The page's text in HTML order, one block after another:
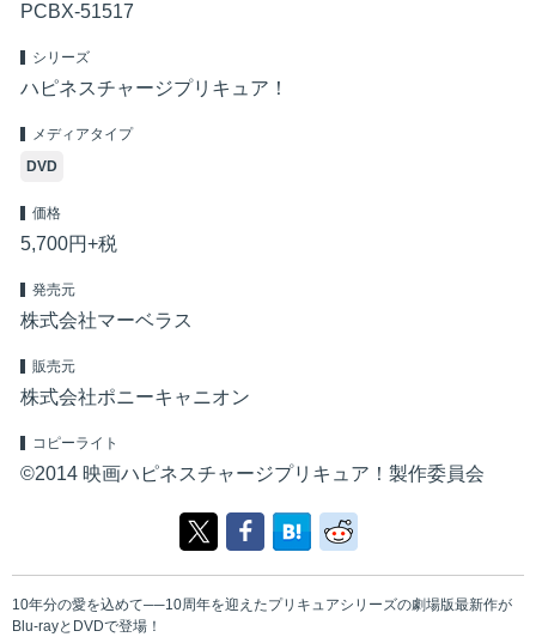
PCBX-51517
シリーズ
ハピネスチャージプリキュア！
メディアタイプ
DVD
価格
5,700円+税
発売元
株式会社マーベラス
販売元
株式会社ポニーキャニオン
コピーライト
©2014 映画ハピネスチャージプリキュア！製作委員会
10年分の愛を込めて──10周年を迎えたプリキュアシリーズの劇場版最新作が
Blu-rayとDVDで登場！